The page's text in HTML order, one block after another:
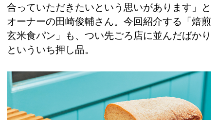
合っていただきたいという思いがあります」と
オーナーの田崎俊輔さん。今回紹介する「焙煎
玄米食パン」も、つい先ごろ店に並んだばかり
といういち押し品。